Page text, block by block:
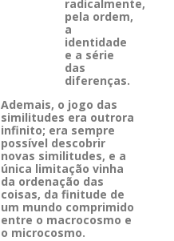
radicalmente,
pela ordem,
a
identidade
e a série
das
diferenças.
Ademais, o jogo das
similitudes era outrora
infinito; era sempre
possível descobrir
novas similitudes, e a
única limitação vinha
da ordenação das
coisas, da finitude de
um mundo comprimido
entre o macrocosmo e
o microcosmo.